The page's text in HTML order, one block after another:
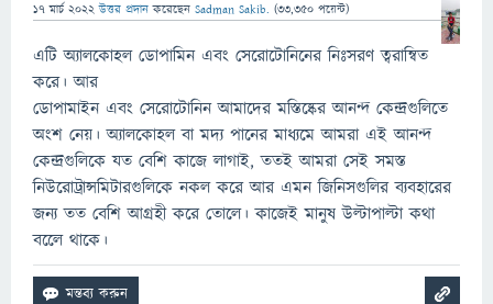
17 মার্চ 2022 উত্তর প্রদান করেছেন Sadman Sakib. (33,350 পয়েন্ট)
এটি অ্যালকোহল ডোপামিন এবং সেরোটোনিনের নিঃসরণ ত্বরান্বিত
করে। আর
ডোপামাইন এবং সেরোটোনিন আমাদের মস্তিষ্কের আনন্দ কেন্দ্রগুলিতে
অংশ নেয়। অ্যালকোহল বা মদ্য পানের মাধ্যমে আমরা এই আনন্দ
কেন্দ্রগুলিকে যত বেশি কাজে লাগাই, ততই আমরা সেই সমস্ত
নিউরোট্রান্সমিটারগুলিকে নকল করে আর এমন জিনিসগুলির ব্যবহারের
জন্য তত বেশি আগ্রহী করে তোলে। কাজেই মানুষ উল্টাপাল্টা কথা
বলেে থাকে।